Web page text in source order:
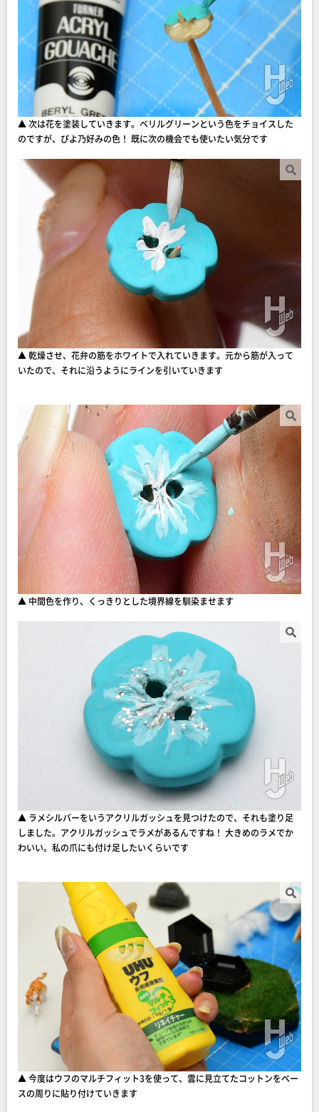
▲ 次は花を塗装していきます。ベリルグリーンという色をチョイスした
のですが、ぴよ乃好みの色！ 既に次の機会でも使いたい気分です
▲ 乾燥させ、花弁の筋をホワイトで入れていきます。元から筋が入って
いたので、それに沿うようにラインを引いていきます
▲ 中間色を作り、くっきりとした境界線を馴染ませます
▲ ラメシルバーをいうアクリルガッシュを見つけたので、それも塗り足
しました。アクリルガッシュでラメがあるんですね！ 大きめのラメでか
わいい。私の爪にも付け足したいくらいです
▲ 今度はウフのマルチフィット3を使って、雲に見立てたコットンをベー
スの周りに貼り付けていきます